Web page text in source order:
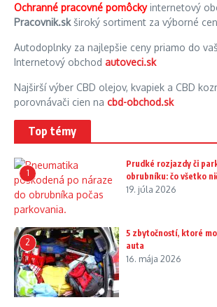
Ochranné pracovné pomôckyinternetový
Pracovnik.skširoký sortiment za výborné
Autodoplnky za najlepšie ceny priamo do
Internetový obchod autoveci.sk
Najširší výber CBD olejov, kvapiek a CBD
porovnávači cien na cbd-obchod.sk
Top témy
1
Prudké rozjazdy či
obrubníku: čo všetko
19. júla 2026
2
5 zbytočností, ktoré
auta
16. mája 2026